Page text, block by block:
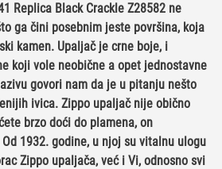
Replica Black Crackle Z28582 ne
ga čini posebnim jeste površina, koja
kamen. Upaljač je crne boje, i
koji vole neobične a opet jednostavne
govori nam da je u pitanju nešto
ivica. Zippo upaljač nije obično
brzo doći do plamena, on
1932. godine, u njoj su vitalnu ulogu
Zippo upaljača, već i Vi, odnosno svi